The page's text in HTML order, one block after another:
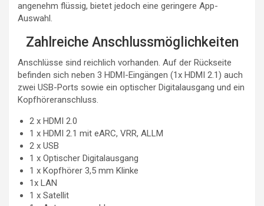
angenehm flüssig, bietet jedoch eine geringere App-
Auswahl.
Zahlreiche Anschlussmöglichkeiten
Anschlüsse sind reichlich vorhanden. Auf der Rückseite
befinden sich neben 3 HDMI-Eingängen (1x HDMI 2.1) auch
zwei USB-Ports sowie ein optischer Digitalausgang und ein
Kopfhöreranschluss.
2 x HDMI 2.0
1 x HDMI 2.1 mit eARC, VRR, ALLM
2 x USB
1 x Optischer Digitalausgang
1 x Kopfhörer 3,5 mm Klinke
1x LAN
1 x Satellit